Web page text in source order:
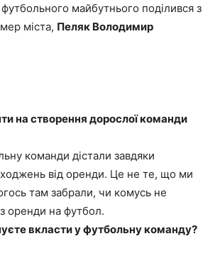
майбутнього поділився з
міста, Пеляк Володимир
на створення дорослої команди
команди дістали завдяки
від оренди. Це не те, що ми
там забрали, чи комусь не
оренди на футбол.
вкласти у футбольну команду?